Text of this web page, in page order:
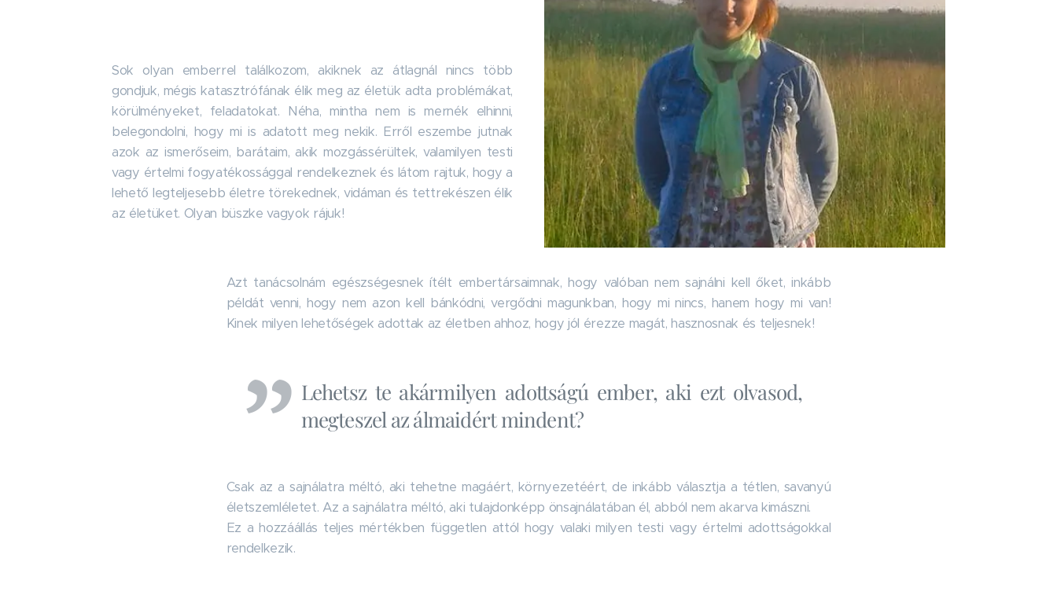
Sok olyan emberrel találkozom, akiknek az átlagnál nincs több
gondjuk, mégis katasztrófának élik meg az életük adta problémákat,
körülményeket, feladatokat. Néha, mintha nem is mernék elhinni,
belegondolni, hogy mi is adatott meg nekik. Erről eszembe jutnak
azok az ismerőseim, barátaim, akik mozgássérültek, valamilyen testi
vagy értelmi fogyatékossággal rendelkeznek és látom rajtuk, hogy a
lehető legteljesebb életre törekednek, vidáman és tettrekészen élik
az életüket. Olyan büszke vagyok rájuk!
Azt tanácsolnám egészségesnek ítélt embertársaimnak, hogy valóban nem sajnálni kell őket, inkább
példát venni, hogy nem azon kell bánkódni, vergődni magunkban, hogy mi nincs, hanem hogy mi van!
Kinek milyen lehetőségek adottak az életben ahhoz, hogy jól érezze magát, hasznosnak és teljesnek!
Lehetsz te akármilyen adottságú ember, aki ezt olvasod,
megteszel az álmaidért mindent?
Csak az a sajnálatra méltó, aki tehetne magáért, környezetéért, de inkább választja a tétlen, savanyú
életszemléletet. Az a sajnálatra méltó, aki tulajdonképp önsajnálatában él, abból nem akarva kimászni.
Ez a hozzáállás teljes mértékben független attól hogy valaki milyen testi vagy értelmi adottságokkal
rendelkezik.